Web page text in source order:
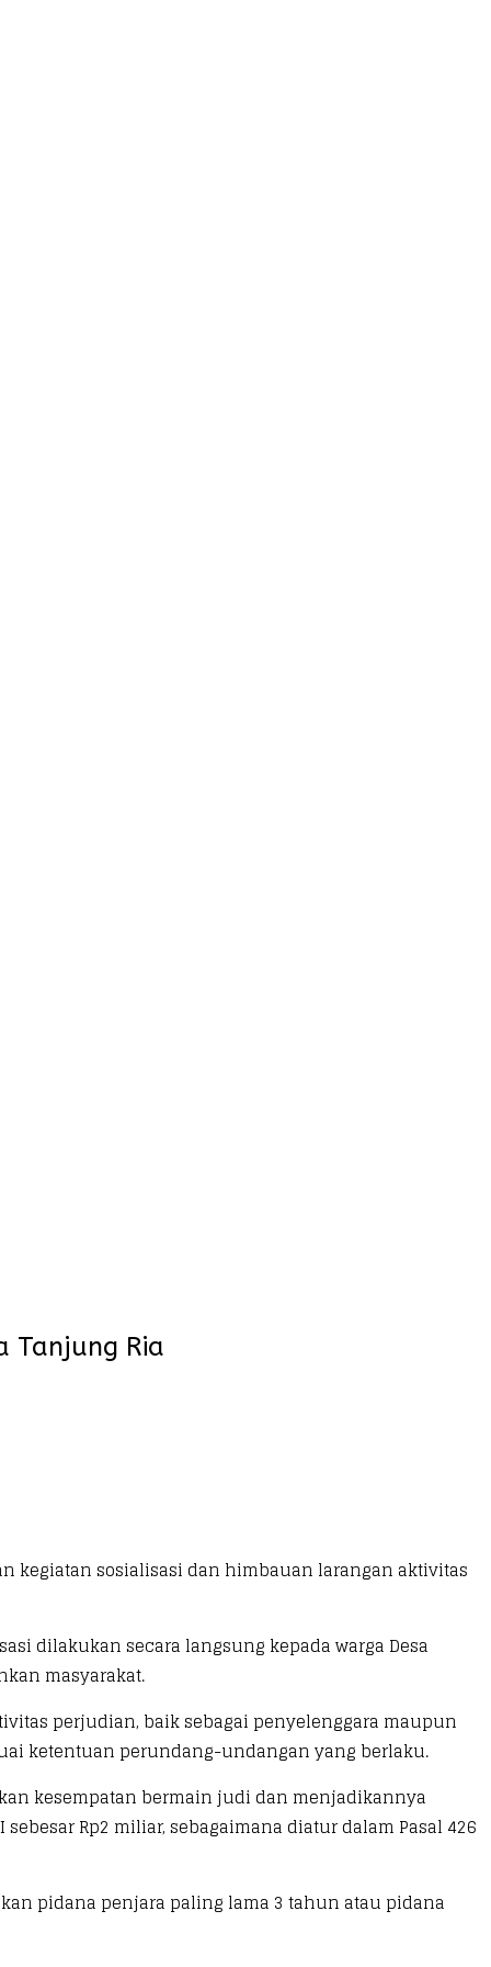
Tanjung Ria
kegiatan sosialisasi dan himbauan larangan aktivitas
dilakukan secara langsung kepada warga Desa
masyarakat.
perjudian, baik sebagai penyelenggara maupun
ketentuan perundang-undangan yang berlaku.
kesempatan bermain judi dan menjadikannya
Rp2 miliar, sebagaimana diatur dalam Pasal 426
pidana penjara paling lama 3 tahun atau pidana